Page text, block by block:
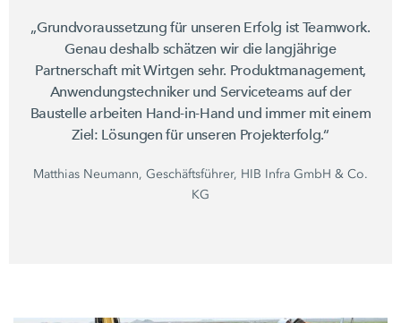
„Grundvoraussetzung für unseren Erfolg ist Teamwork.
Genau deshalb schätzen wir die langjährige
Partnerschaft mit Wirtgen sehr. Produktmanagement,
Anwendungstechniker und Serviceteams auf der
Baustelle arbeiten Hand-in-Hand und immer mit einem
Ziel: Lösungen für unseren Projekterfolg.“
Matthias Neumann, Geschäftsführer, HIB Infra GmbH & Co.
KG